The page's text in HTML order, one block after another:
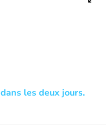
les deux jours.